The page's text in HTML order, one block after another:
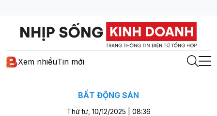
Xem nhiềuTin mới
BẤT ĐỘNG SẢN
Thứ tư, 10/12/2025 | 08:36